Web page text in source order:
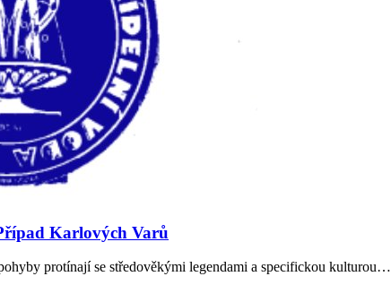
Karlových Varů
protínají se středověkými legendami a specifickou kulturou…